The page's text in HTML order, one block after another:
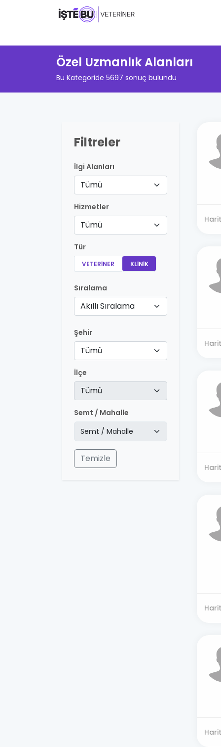
Özel Uzmanlık Alanları
Bu Kategoride 5697 sonuç bulundu
Filtreler
İlgi Alanları
Tümü
Hizmetler
Tümü
Tür
VETERINER KLINIK
Sıralama
Akıllı Sıralama
Şehir
Tümü
İlçe
Tümü
Semt / Mahalle
Temizle